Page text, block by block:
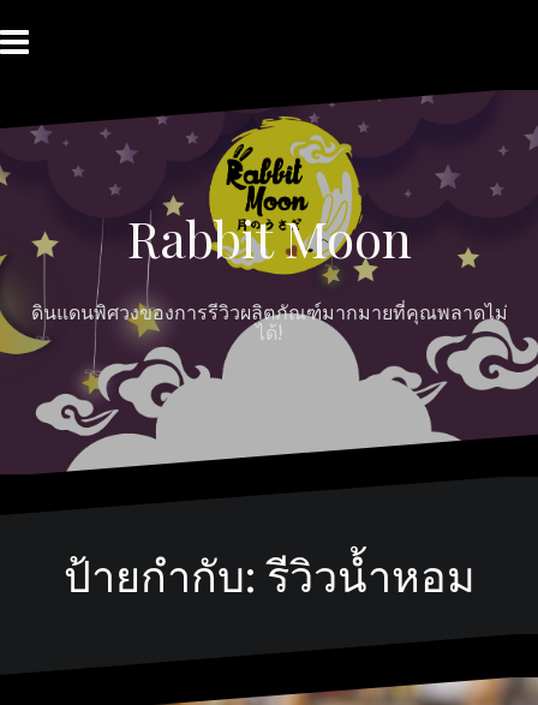
to
content
Rabbit Moon
ดินแดนพิศวงของการรีวิวผลิตภัณฑ์มากมายที่คุณพลาดไม่
ได้!
ป้ายกำกับ:รีวิวน้ำหอม